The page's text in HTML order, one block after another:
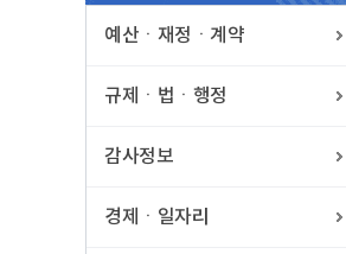
예산ㆍ재정ㆍ계약
규제ㆍ법ㆍ행정
감사정보
경제ㆍ일자리